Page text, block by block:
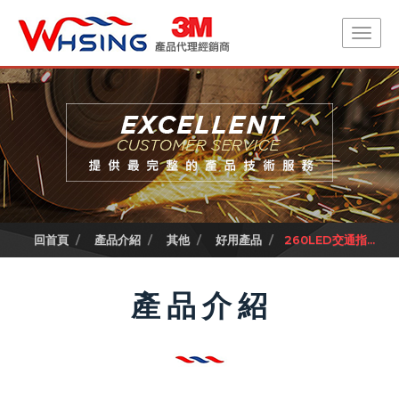
回首頁 產品介紹 其他 好用產品 260LED交通指...
產品介紹